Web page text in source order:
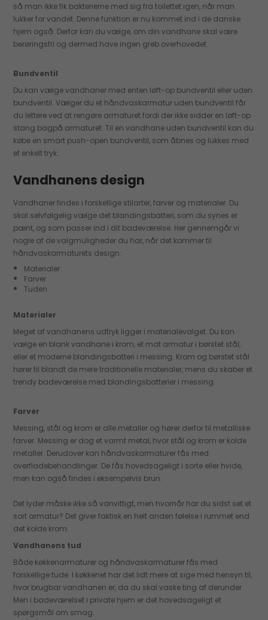
så man ikke fik bakterierne med sig fra toilettet igen, når man
lukker for vandet. Denne funktion er nu kommet ind i de danske
hjem også. Derfor kan du vælge, om din vandhane skal være
berøringsfri og dermed have ingen greb overhovedet.
Bundventil
Du kan vælge vandhaner med enten løft-op bundventil eller uden
bundventil. Vælger du et håndvaskarmatur uden bundventil får
du lettere ved at rengøre armaturet fordi der ikke sidder en løft-op
stang bagpå armaturet. Til en vandhane uden bundventil kan du
købe en smart push-open bundventil, som åbnes og lukkes med
et enkelt tryk.
Vandhanens design
Vandhaner findes i forskellige stilarter, farver og materialer. Du
skal selvfølgelig vælge det blandingsbatteri, som du synes er
pænt, og som passer ind i dit badeværelse. Her gennemgår vi
nogle af de valgmuligheder du har, når det kommer til
håndvaskarmaturets design:
Materialer
Farver
Tuden
Materialer
Meget af vandhanens udtryk ligger i materialevalget. Du kan
vælge en blank vandhane i krom, et mat armatur i børstet stål,
eller et moderne blandingsbatteri i messing. Krom og børstet stål
hører til blandt de mere traditionelle materialer, mens du skaber et
trendy badeværelse med blandingsbatterier i messing.
Farver
Messing, stål og krom er alle metaller og hører derfor til metalliske
farver. Messing er dog et varmt metal, hvor stål og krom er kolde
metaller. Derudover kan håndvaskarmaturer fås med
overfladebehandlinger. De fås hovedsageligt i sorte eller hvide,
men kan også findes i eksempelvis brun.
Det lyder måske ikke så vanvittigt, men hvornår har du sidst set et
sort armatur? Det giver faktisk en helt anden følelse i rummet end
det kolde krom.
Vandhanens tud
Både køkkenarmaturer og håndvaskarmaturer fås med
forskellige tude. I køkkenet har det lidt mere at sige med hensyn til,
hvor brugbar vandhanen er, da du skal vaske ting af derunder.
Men i badeværelset i private hjem er det hovedsageligt et
spørgsmål om smag.